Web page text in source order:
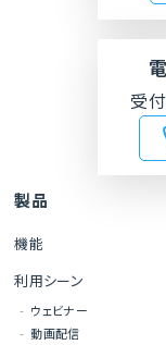
受
製品
機能
利用シーン
ウェビナー
動画配信